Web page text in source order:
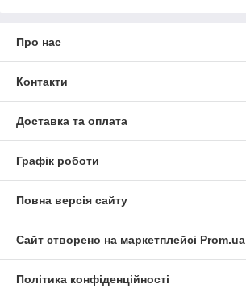
Про нас
Контакти
Доставка та оплата
Графік роботи
Повна версія сайту
Сайт створено на маркетплейсі Prom.ua
Політика конфіденційності